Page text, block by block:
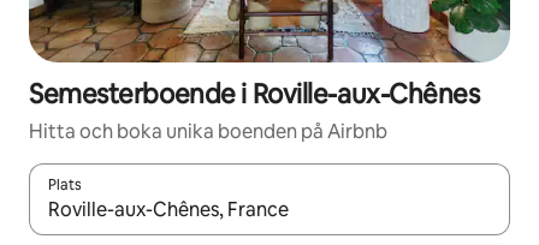
Semesterboende i Roville-aux-Chênes
Hitta och boka unika boenden på Airbnb
Plats
När resultaten är tillgängliga kan du navigera med upp- och